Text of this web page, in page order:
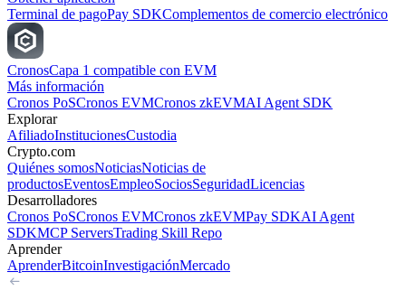
Terminal de pagoPay SDKComplementos de comercio electrónico
CronosCapa 1 compatible con EVM
Más información
Cronos PoSCronos EVMCronos zkEVMAI Agent SDK
Explorar
AfiliadoInstitucionesCustodia
Crypto.com
Quiénes somosNoticiasNoticias de
productosEventosEmpleoSociosSeguridadLicencias
Desarrolladores
Cronos PoSCronos EVMCronos zkEVMPay SDKAI Agent
SDKMCP ServersTrading Skill Repo
Aprender
AprenderBitcoinInvestigaciónMercado